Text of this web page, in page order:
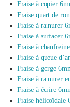
Fraise à copier
Fraise quart de
Fraise à rainurer
Fraise à surfacer
Fraise à
Fraise à queue
Fraise à gorge
Fraise à rainurer
Fraise à écrire
Fraise hélicoïdale